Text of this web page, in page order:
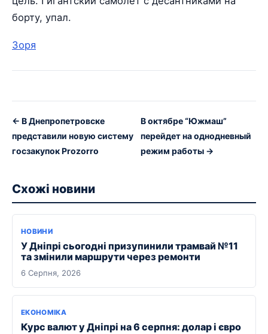
борту, упал.
Зоря
← В Днепропетровске
представили новую систему
госзакупок Prozorro
В октябре “Южмаш”
перейдет на однодневный
режим работы →
Схожі новини
НОВИНИ
У Дніпрі сьогодні призупинили трамвай №11
та змінили маршрути через ремонти
6 Серпня, 2026
ЕКОНОМІКА
Курс валют у Дніпрі на 6 серпня: долар і євро